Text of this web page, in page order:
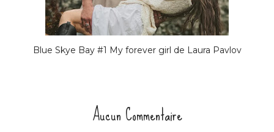
Blue Skye Bay #1 My forever girl de Laura Pavlov
Aucun Commentaire